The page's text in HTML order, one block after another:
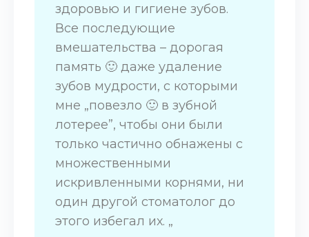
здоровью и гигиене зубов.
Все последующие
вмешательства – дорогая
память 🙂 даже удаление
зубов мудрости, с которыми
мне „повезло 🙂 в зубной
лотерее”, чтобы они были
только частично обнажены с
множественными
искривленными корнями, ни
один другой стоматолог до
этого избегал их. „